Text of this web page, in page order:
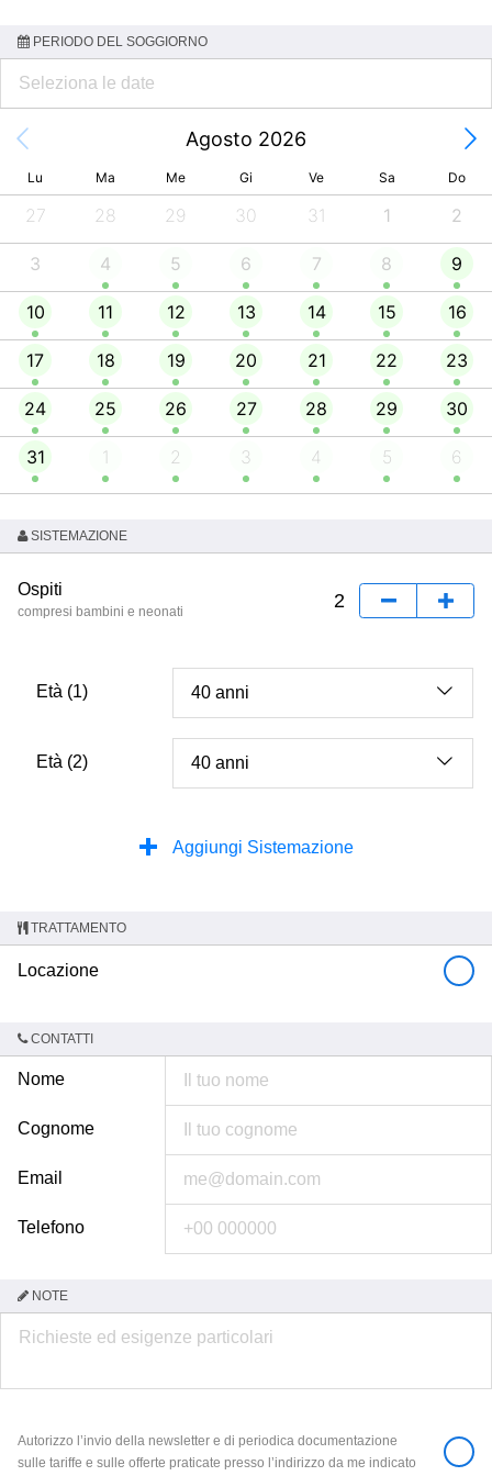
PERIODO DEL SOGGIORNO
Agosto 2026
Lu Ma Me Gi Ve Sa Do
27 28 29 30 31 1 2
3 4 5 6 7 8 9
10 11 12 13 14 15 16
17 18 19 20 21 22 23
24 25 26 27 28 29 30
31 1 2 3 4 5 6
SISTEMAZIONE
Ospiti
compresi bambini e neonati
Età (1)
Età (2)
Aggiungi Sistemazione
TRATTAMENTO
Locazione
CONTATTI
Nome
Cognome
Email
Telefono
NOTE
Autorizzo l’invio della newsletter e di periodica documentazione
sulle tariffe e sulle offerte praticate presso l’indirizzo da me indicato